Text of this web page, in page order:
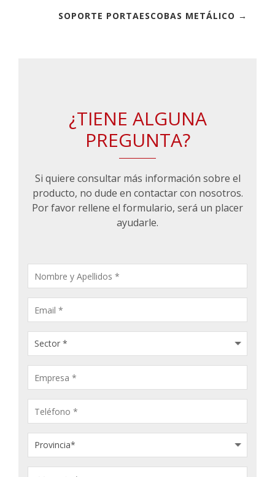
SOPORTE PORTAESCOBAS METÁLICO →
¿TIENE ALGUNA
PREGUNTA?
Si quiere consultar más información sobre el
producto, no dude en contactar con nosotros.
Por favor rellene el formulario, será un placer
ayudarle.
CONSULTA
PRODUCTOS